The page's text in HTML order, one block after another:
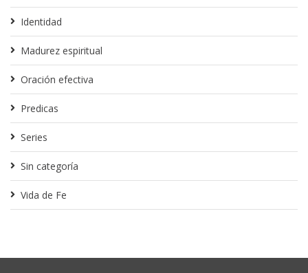
Identidad
Madurez espiritual
Oración efectiva
Predicas
Series
Sin categoría
Vida de Fe